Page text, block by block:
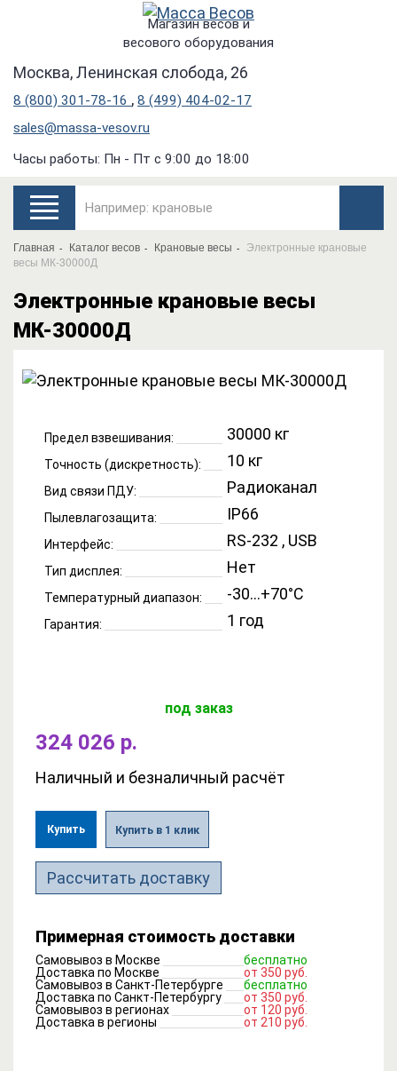
Магазин весов и
весового оборудования
Москва, Ленинская слобода, 26
8 (800) 301-78-16 , 8 (499) 404-02-17
sales@massa-vesov.ru
Часы работы: Пн - Пт с 9:00 до 18:00
Главная Каталог весов Крановые весы
Электронные крановые
весы МК-30000Д
Электронные крановые весы
МК-30000Д
Предел взвешивания: 30000 кг
Точность (дискретность): 10 кг
Вид связи ПДУ: Радиоканал
Пылевлагозащита: IP66
Интерфейс: RS-232 , USB
Тип дисплея: Нет
Температурный диапазон: -30...+70°C
Гарантия: 1 год
под заказ
324 026 р.
Наличный и безналичный расчёт
Купить Купить в 1 клик
Рассчитать доставку
Примерная стоимость доставки
Самовывоз в Москве
бесплатно
Доставка по Москве
от 350 руб.
Самовывоз в Санкт-Петербурге
бесплатно
Доставка по Санкт-Петербургу
от 350 руб.
Самовывоз в регионах
от 120 руб.
Доставка в регионы
от 210 руб.